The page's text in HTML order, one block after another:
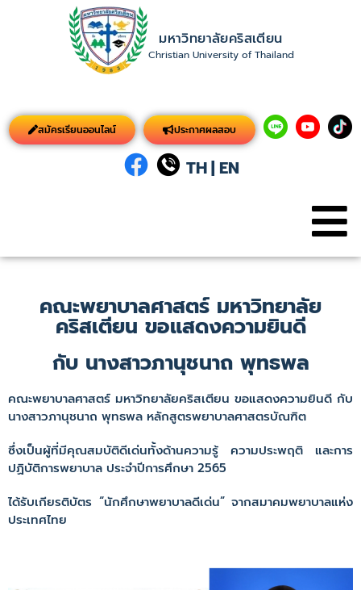
มหาวิทยาลัยคริสเตียน
Christian University of Thailand
สมัครเรียนออนไลน์ ประกาศผลสอบ
TH| EN
คณะพยาบาลศาสตร์ มหาวิทยาลัย
คริสเตียน ขอแสดงความยินดี
กับ นางสาวภานุชนาถ พุทธพล
คณะพยาบาลศาสตร์ มหาวิทยาลัยคริสเตียน ขอแสดงความยินดี กับ
นางสาวภานุชนาถ พุทธพล หลักสูตรพยาบาลศาสตรบัณฑิต
ซึ่งเป็นผู้ที่มีคุณสมบัติดีเด่นทั้งด้านความรู้ ความประพฤติ และการ
ปฏิบัติการพยาบาล ประจำปีการศึกษา 2565
ได้รับเกียรติบัตร “นักศึกษาพยาบาลดีเด่น” จากสมาคมพยาบาลแห่ง
ประเทศไทย